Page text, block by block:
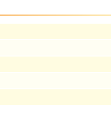
ざまな講座・クラス
出産を希望される方へ
フィール